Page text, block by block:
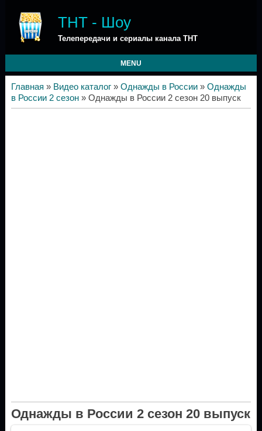
ТНТ - Шоу
Телепередачи и сериалы канала ТНТ
MENU
Главная » Видео каталог» Однажды в России» Однажды
в России 2 сезон» Однажды в России 2 сезон 20 выпуск
Однажды в России 2 сезон 20 выпуск